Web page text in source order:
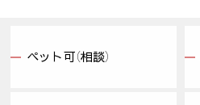
ペット可（相談）